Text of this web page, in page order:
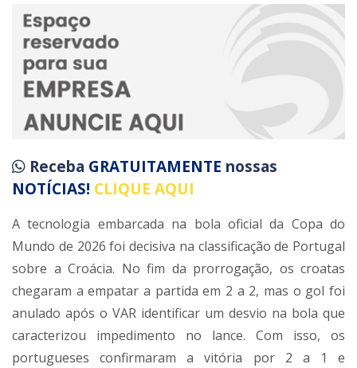
Receba GRATUITAMENTE nossas
NOTÍCIAS! CLIQUE AQUI
A tecnologia embarcada na bola oficial da Copa do
Mundo de 2026 foi decisiva na classificação de Portugal
sobre a Croácia. No fim da prorrogação, os croatas
chegaram a empatar a partida em 2 a 2, mas o gol foi
anulado após o VAR identificar um desvio na bola que
caracterizou impedimento no lance. Com isso, os
portugueses confirmaram a vitória por 2 a 1 e